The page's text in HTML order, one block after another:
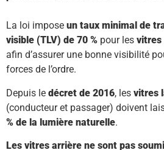
La loi impose un taux minimal de
visible (TLV) de 70 % pour les vitres
afin d’assurer une bonne visibilité
forces de l’ordre.
Depuis le décret de 2016, les vitres
(conducteur et passager) doivent
% de la lumière naturelle.
Les vitres arrière ne sont pas